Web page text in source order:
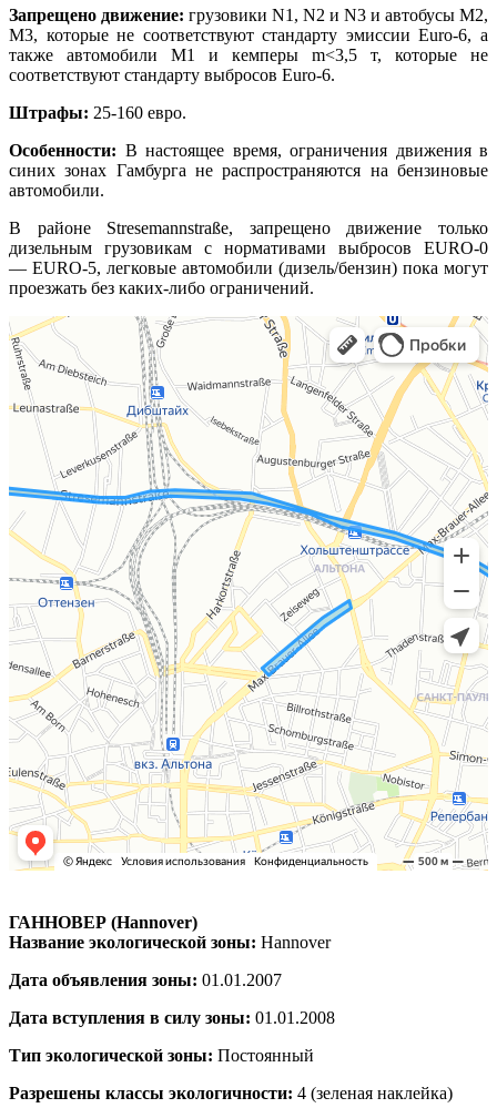
Запрещено движение: грузовики N1, N2 и N3 и автобусы M2,
M3, которые не соответствуют стандарту эмиссии Euro-6, а
также автомобили M1 и кемперы m<3,5 т, которые не
соответствуют стандарту выбросов Euro-6.
Штрафы: 25-160 евро.
Особенности: В настоящее время, ограничения движения в
синих зонах Гамбурга не распространяются на бензиновые
автомобили.
В районе Stresemannstraße, запрещено движение только
дизельным грузовикам с нормативами выбросов EURO-0
— EURO-5, легковые автомобили (дизель/бензин) пока могут
проезжать без каких-либо ограничений.
ГАННОВЕР (Hannover)
Название экологической зоны: Hannover
Дата объявления зоны: 01.01.2007
Дата вступления в силу зоны: 01.01.2008
Тип экологической зоны: Постоянный
Разрешены классы экологичности: 4 (зеленая наклейка)